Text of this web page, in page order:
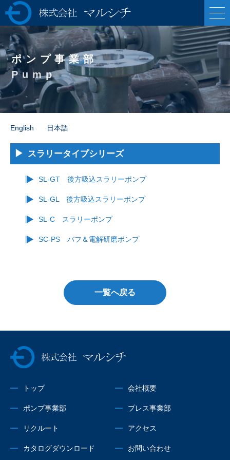
株式会社マルシ
チ 各種ポンプの製
造販売・油圧プレ
ス機械の専業メー
カー
ポンプ事業部
Pump
English 日本語
スラリータイプシリーズ
SL-GT 後方吸込スラリーポンプ
SL-GL 後方吸込スラリーポンプ
SL-C スラリーポンプ
SC-PS バフ＆電解研磨ポンプ
一覧へ戻る
トップ 会社概要
ポンプ事業部 プレス事業部
リクルート アクセス
カタログダウンロード お問い合わせ